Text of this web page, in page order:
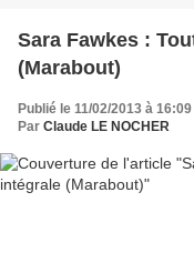
Sara Fawkes :
(Marabout)
Publié le 11/02/2013 à 16:09
Par Claude LE NOCHER